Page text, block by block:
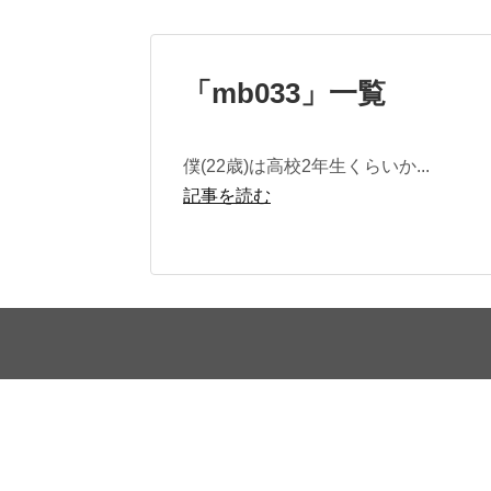
「 mb033 」 一覧
僕(22歳)は高校2年生くらいか...
記事を読む